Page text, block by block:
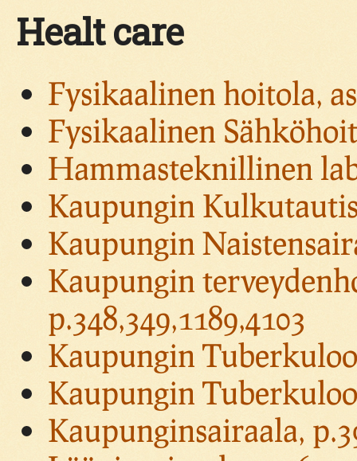
Healt care
Fysikaalinen hoitola,
Fysikaalinen
Hammasteknillinen
Kaupungin
Kaupungin
Kaupungin
p.348,349,1189,4103
Kaupungin
Kaupungin
Kaupunginsairaala,